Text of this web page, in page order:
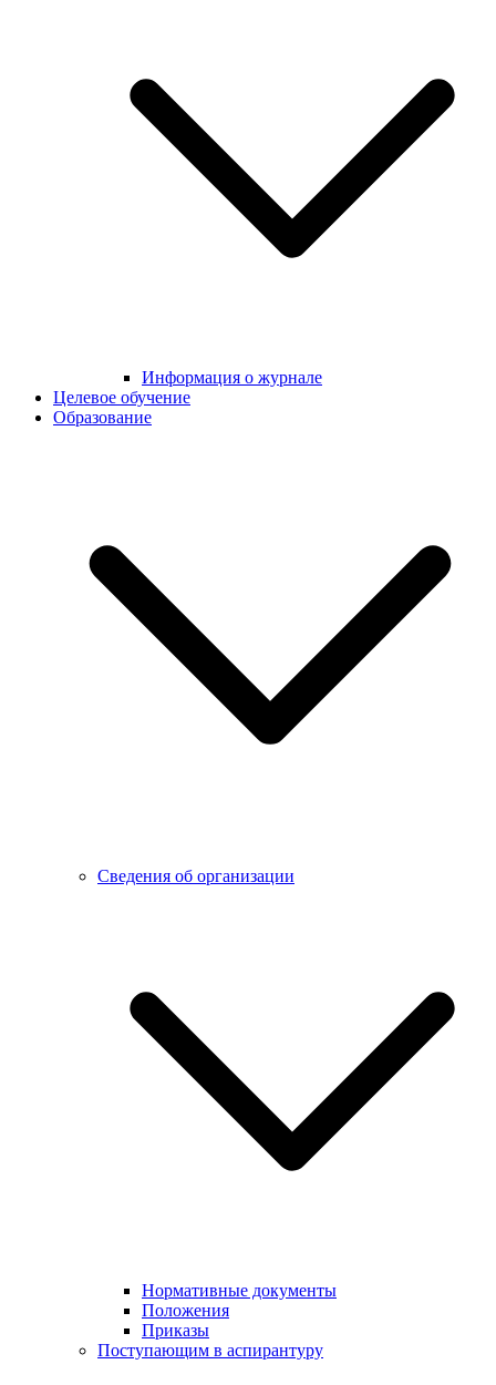
Информация о журнале
Целевое обучение
Образование
Сведения об организации
Нормативные документы
Положения
Приказы
Поступающим в аспирантуру